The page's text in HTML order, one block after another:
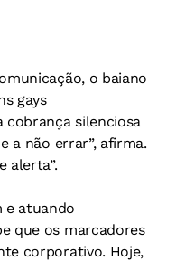
o baiano
gays
silenciosa
a não errar”, afirma.
alerta”.
e atuando
que os marcadores
corporativo. Hoje,